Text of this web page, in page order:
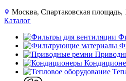
Москва, Спартаковская площадь,
Каталог